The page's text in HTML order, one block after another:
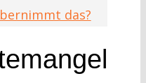
das?